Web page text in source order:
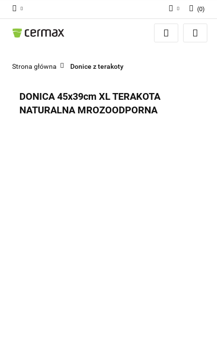
Zaloguj się
(0)
Strona główna Donice z terakoty
DONICA 45x39cm XL TERAKOTA
NATURALNA MROZOODPORNA